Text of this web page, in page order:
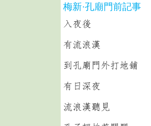
梅新·孔廟門前記事
入夜後
有流浪漢
到孔廟門外打地舖
有日深夜
流浪漢聽見